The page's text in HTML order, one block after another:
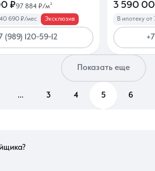
₽97 884 ₽/м²
40 690 ₽/мес Эксклюзив
(989) 120-59-12
3 590
В ипотеку
Показать еще
... 3 4 5 6